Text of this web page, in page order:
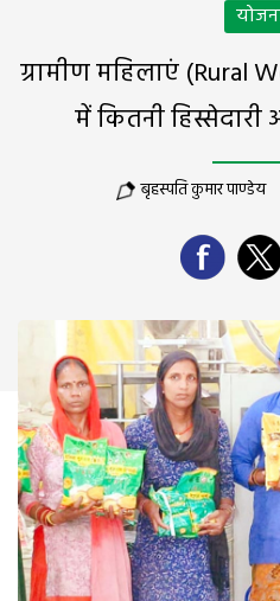
ग्रामीण महिलाएं (Rural
में कितनी
बृहस्पति कुमार पाण्डेय